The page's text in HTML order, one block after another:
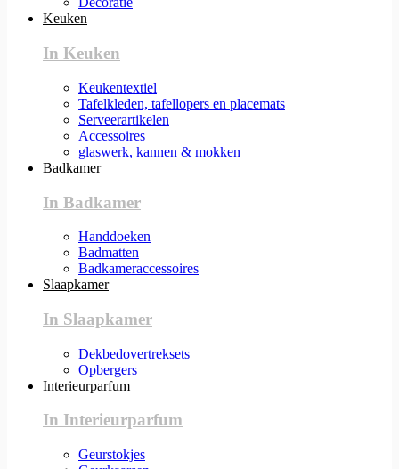
Keuken
In Keuken
Keukentextiel
Tafelkleden, tafellopers en placemats
Serveerartikelen
Accessoires
glaswerk, kannen & mokken
Badkamer
In Badkamer
Handdoeken
Badmatten
Badkameraccessoires
Slaapkamer
In Slaapkamer
Dekbedovertreksets
Opbergers
Interieurparfum
In Interieurparfum
Geurstokjes